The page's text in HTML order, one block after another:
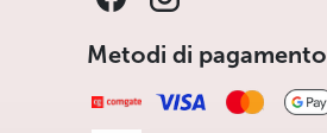
Metodi di pagamento